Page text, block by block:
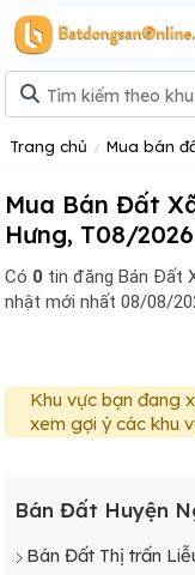
Trang chủ Mua bán
Mua Bán Đất
Hưng, T08/2026
Có 0 tin đăng Bán Đất
nhật mới nhất 08/08/
Khu vực bạn đang
xem gợi ý các khu
Bán Đất Huyện
Bán Đất Thị trấn